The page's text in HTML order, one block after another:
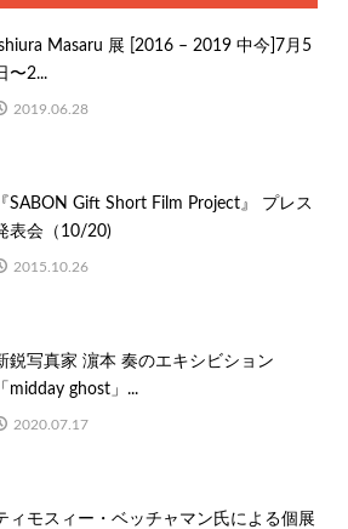
Masaru 展 [2016 – 2019 中今]7月5
〜2...
2019.06.28
『SABON Gift Short Film Project』 プレス
表会（10/20)
2015.10.26
鋭写真家 濵本 奏のエキシビション
「midday ghost」...
2020.07.17
ィモスィー・ベッチャマン氏による個展